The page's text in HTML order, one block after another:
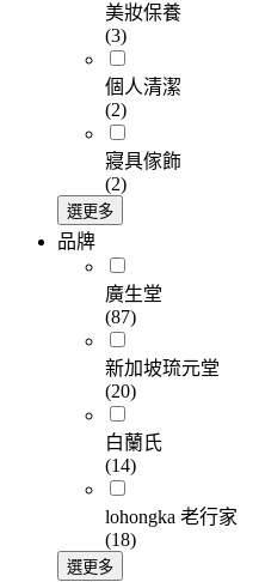
美妝保養
(3)
個人清潔
(2)
寢具傢飾
(2)
選更多
品牌
廣生堂
(87)
新加坡琉元堂
(20)
白蘭氏
(14)
lohongka 老行家
(18)
選更多